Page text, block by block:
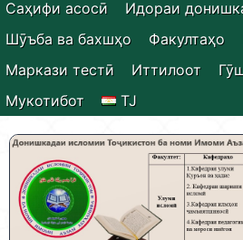
Саҳифи асосӣ
Идораи
Шӯъба ва бахшҳо
Факултаҳо
Маркази тестӣ
Иттилоот
Мукотибот
TJ